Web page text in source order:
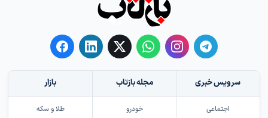
سرویس خبری
اجتماعی
مجله بازتاب
خودرو
بازار
طلا و سکه